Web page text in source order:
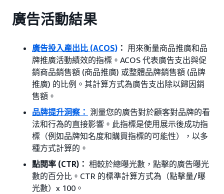
廣告活動結果
廣告投入產出比 (ACOS) ： 用來衡量商品推廣和品
牌推廣活動績效的指標。ACOS 代表廣告支出與促
銷商品銷售額 (商品推廣) 或整體品牌銷售額 (品牌
推廣) 的比例。其計算方式為廣告支出除以歸因銷
售額。
品牌提升洞察 ： 測量您的廣告對於顧客對品牌的看
法和行為的直接影響。此指標是使用展示後成功指
標（例如品牌知名度和購買指標的可能性），以多
種方式計算的。
點閱率 (CTR)： 相較於總曝光數，點擊的廣告曝光
數的百分比。CTR 的標準計算方式為（點擊量/曝
光數）x 100。